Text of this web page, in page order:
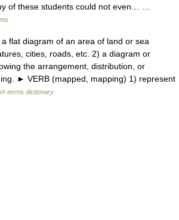
of these students could not even… …
flat diagram of an area of land or sea
cities, roads, etc. 2) a diagram or
the arrangement, distribution, or
► VERB (mapped, mapping) 1) represent
terms dictionary